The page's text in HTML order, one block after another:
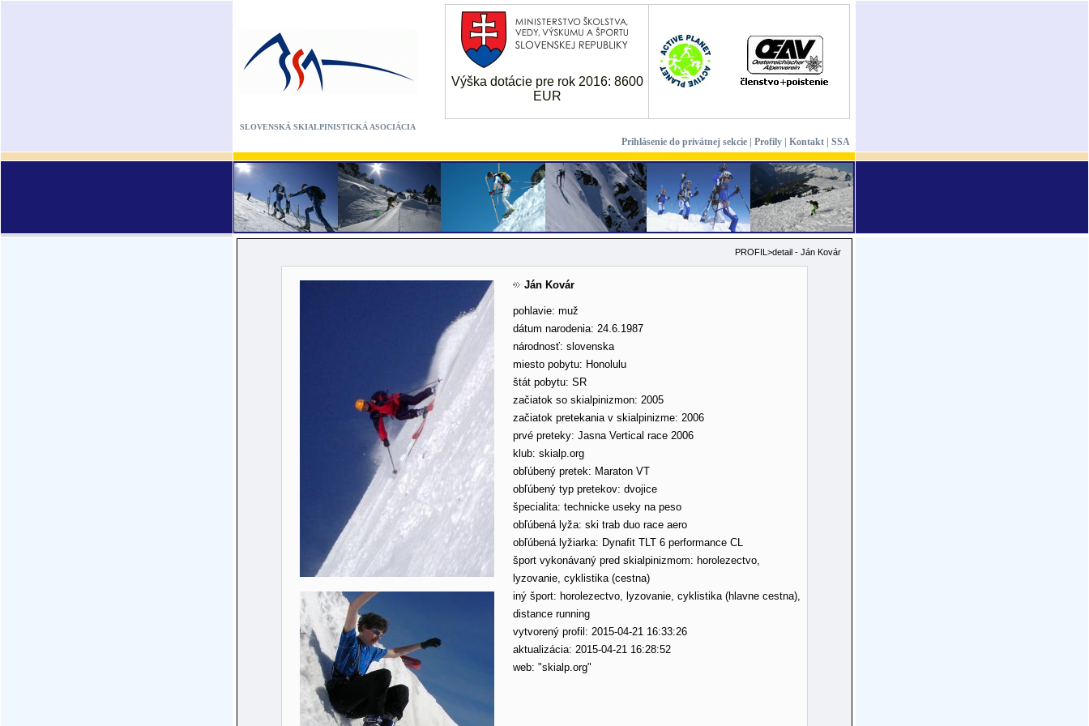
Výška dotácie pre rok 2016: 8600
EUR
SLOVENSKÁ SKIALPINISTICKÁ ASOCIÁCIA
Prihlásenie do privátnej sekcie Profily Kontakt SSA
PROFIL>detail - Ján Kovár
Ján Kovár
pohlavie: muž
dátum narodenia: 24.6.1987
národnosť: slovenska
miesto pobytu: Honolulu
štát pobytu: SR
začiatok so skialpinizmon: 2005
začiatok pretekania v skialpinizme: 2006
prvé preteky: Jasna Vertical race 2006
klub: skialp.org
obľúbený pretek: Maraton VT
obľúbený typ pretekov: dvojice
špecialita: technicke useky na peso
obľúbená lyža: ski trab duo race aero
obľúbená lyžiarka: Dynafit TLT 6 performance CL
šport vykonávaný pred skialpinizmom: horolezectvo,
lyzovanie, cyklistika (cestna)
iný šport: horolezectvo, lyzovanie, cyklistika (hlavne cestna),
distance running
vytvorený profil: 2015-04-21 16:33:26
aktualizácia: 2015-04-21 16:28:52
web: "skialp.org"